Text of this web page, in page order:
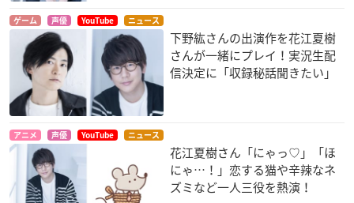
ゲーム 声優 YouTube ニュース
下野紘さんの出演作を花江夏樹
さんが一緒にプレイ！実況生配
信決定に「収録秘話聞きたい」
アニメ 声優 YouTube ニュース
花江夏樹さん「にゃっ♡」「ほ
にゃ…！」恋する猫や辛辣なネ
ズミなど一人三役を熱演！